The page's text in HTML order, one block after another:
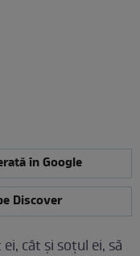
în Google
Discover
cât și soțul ei, să